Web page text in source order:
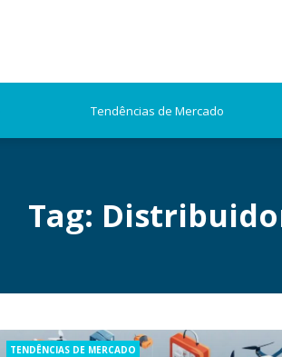
Tendências de Mercado
Tag:
Categories
TENDÊNCIAS DE MERCADO